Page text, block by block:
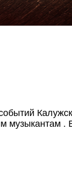
музыкантам .